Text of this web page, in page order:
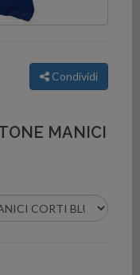
Condividi
MANICI